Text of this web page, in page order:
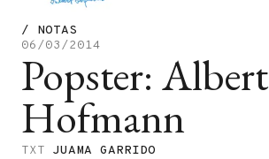
/ NOTAS
06/03/2014
Popster: Albert
Hofmann
TXT JUAMA GARRIDO